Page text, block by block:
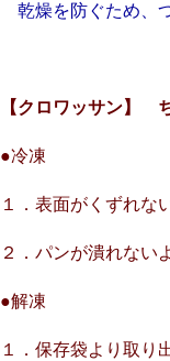
乾燥を防ぐため、
【クロワッサン】
●冷凍
１．表面がくずれな
２．パンが潰れない
●解凍
１．保存袋より取り